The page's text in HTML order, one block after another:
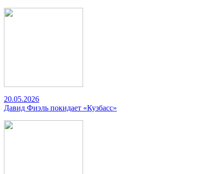
20.05.2026
Давид Фиэль покидает «Кузбасс»